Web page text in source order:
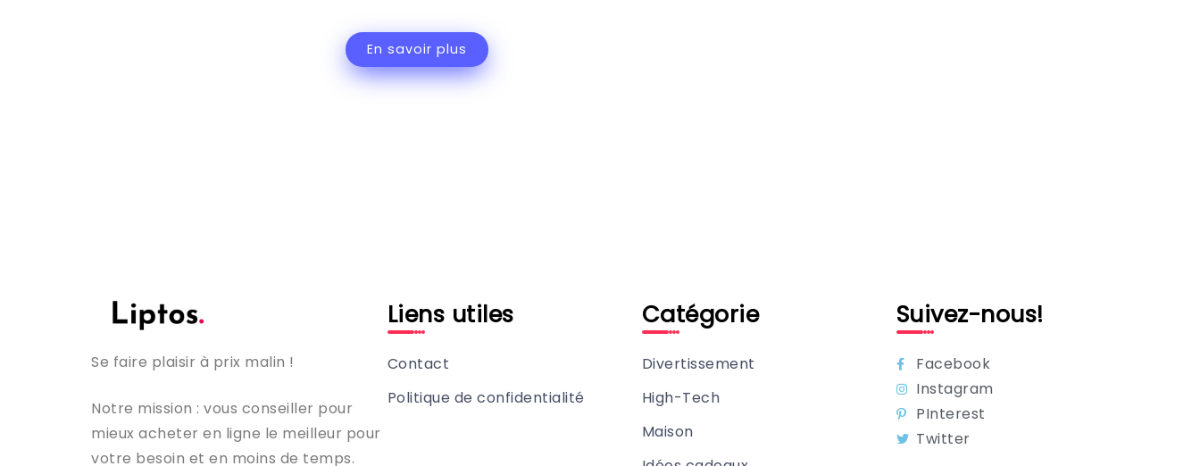
En savoir plus
Se faire plaisir à prix malin !
Notre mission : vous conseiller pour
mieux acheter en ligne le meilleur pour
votre besoin et en moins de temps.
Liens utiles
Contact
Politique de confidentialité
Catégorie
Divertissement
High-Tech
Maison
Suivez-nous!
Facebook
Instagram
PInterest
Twitter